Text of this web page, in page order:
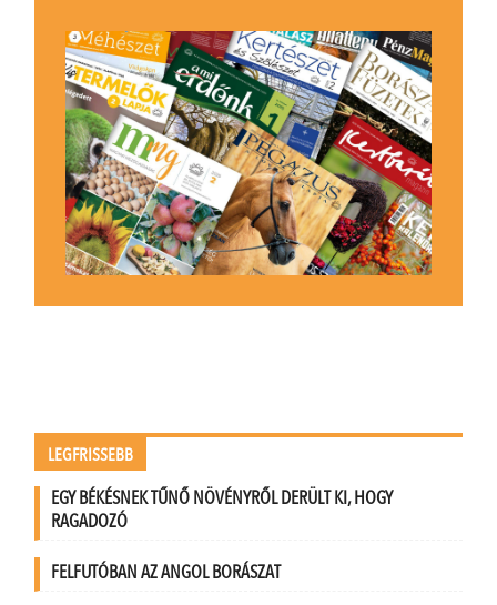
LEGFRISSEBB
EGY BÉKÉSNEK TŰNŐ NÖVÉNYRŐL DERÜLT KI, HOGY
RAGADOZÓ
FELFUTÓBAN AZ ANGOL BORÁSZAT